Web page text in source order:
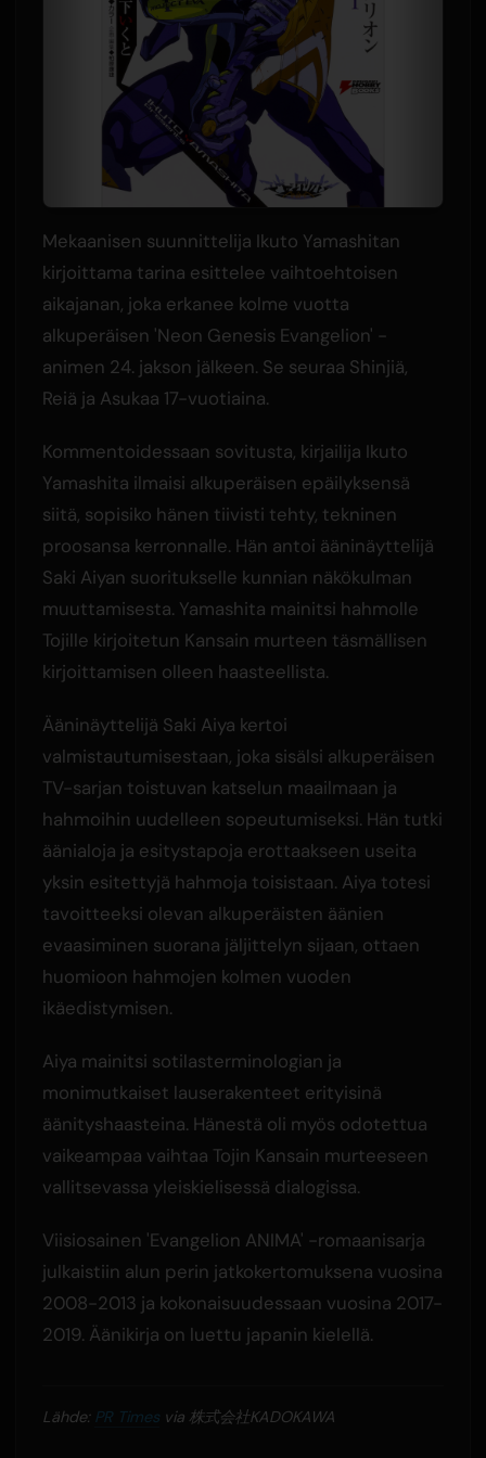
Mekaanisen suunnittelija Ikuto Yamashitan
kirjoittama tarina esittelee vaihtoehtoisen
aikajanan, joka erkanee kolme vuotta
alkuperäisen 'Neon Genesis Evangelion' -
animen 24. jakson jälkeen. Se seuraa Shinjiä,
Reiä ja Asukaa 17-vuotiaina.
Kommentoidessaan sovitusta, kirjailija Ikuto
Yamashita ilmaisi alkuperäisen epäilyksensä
siitä, sopisiko hänen tiivisti tehty, tekninen
proosansa kerronnalle. Hän antoi ääninäyttelijä
Saki Aiyan suoritukselle kunnian näkökulman
muuttamisesta. Yamashita mainitsi hahmolle
Tojille kirjoitetun Kansain murteen täsmällisen
kirjoittamisen olleen haasteellista.
Ääninäyttelijä Saki Aiya kertoi
valmistautumisestaan, joka sisälsi alkuperäisen
TV-sarjan toistuvan katselun maailmaan ja
hahmoihin uudelleen sopeutumiseksi. Hän tutki
äänialoja ja esitystapoja erottaakseen useita
yksin esitettyjä hahmoja toisistaan. Aiya totesi
tavoitteeksi olevan alkuperäisten äänien
evaasiminen suorana jäljittelyn sijaan, ottaen
huomioon hahmojen kolmen vuoden
ikäedistymisen.
Aiya mainitsi sotilasterminologian ja
monimutkaiset lauserakenteet erityisinä
äänityshaasteina. Hänestä oli myös odotettua
vaikeampaa vaihtaa Tojin Kansain murteeseen
vallitsevassa yleiskielisessä dialogissa.
Viisiosainen 'Evangelion ANIMA' -romaanisarja
julkaistiin alun perin jatkokertomuksena vuosina
2008-2013 ja kokonaisuudessaan vuosina 2017-
2019. Äänikirja on luettu japanin kielellä.
Lähde: PR Timesvia 株式会社KADOKAWA